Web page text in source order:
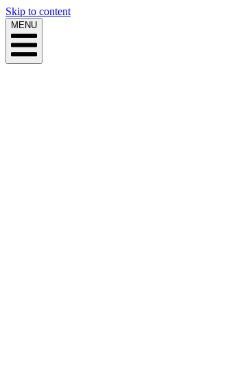
Skip to content
MENU